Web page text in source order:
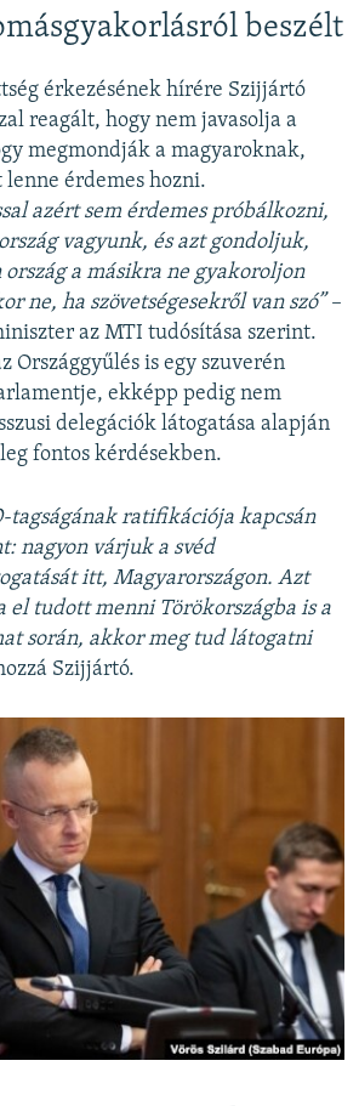
beszélt
érkezésének hírére Szijjártó
reagált, hogy nem javasolja a
megmondják a magyaroknak,
érdemes hozni.
azért sem érdemes próbálkozni,
vagyunk, és azt gondoljuk,
ország a másikra ne gyakoroljon
ne, ha szövetségesekről van szó” –
az MTI tudósítása szerint.
Országgyűlés is egy szuverén
ekképp pedig nem
delegációk látogatása alapján
fontos kérdésekben.
tagságának ratifikációja kapcsán
nagyon várjuk a svéd
itt, Magyarországon. Azt
el tudott menni Törökországba is a
során, akkor meg tud látogatni
Szijjártó.